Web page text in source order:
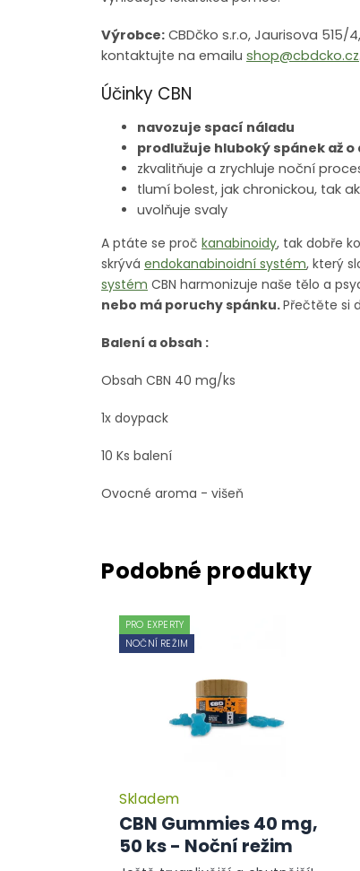
Výrobce: CBDčko s.r.o, Jaurisova 515/
kontaktujte na emailu shop@cbdcko.cz
Účinky CBN
navozuje spací náladu
prodlužuje hluboký spánek až
zkvalitňuje a zrychluje noční
tlumí bolest, jak chronickou, tak
uvolňuje svaly
A ptáte se proč kanabinoidy, tak dobře
skrývá endokanabinoidní systém, který
systém CBN harmonizuje naše tělo a
nebo má poruchy spánku.Přečtěte si
Balení a obsah :
Obsah CBN 40 mg/ks
1x doypack
10 Ks balení
Ovocné aroma - višeň
PRO EXPERTY
NOČNÍ REŽIM
CBN Gummies 40 mg,
50 ks - Noční režim
Skladem